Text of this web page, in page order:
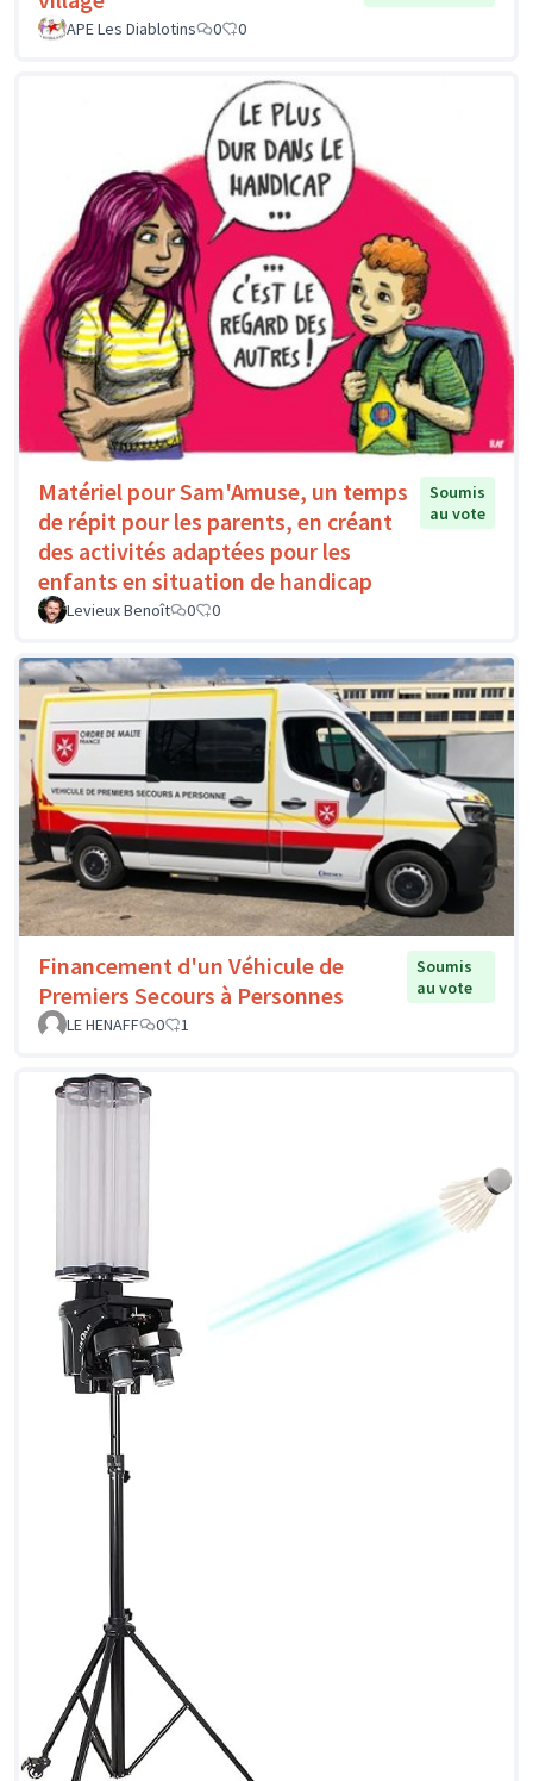
APE Les Diablotins
0 0
Matériel pour Sam'Amuse, un temps
de répit pour les parents, en créant
des activités adaptées pour les
enfants en situation de handicap
Soumis
au vote
Levieux Benoît 0 0
Financement d'un Véhicule de
Premiers Secours à Personnes
Soumis
au vote
LE HENAFF
0 1